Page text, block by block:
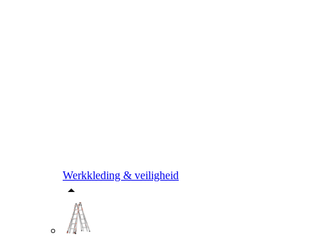
Werkkleding & veiligheid